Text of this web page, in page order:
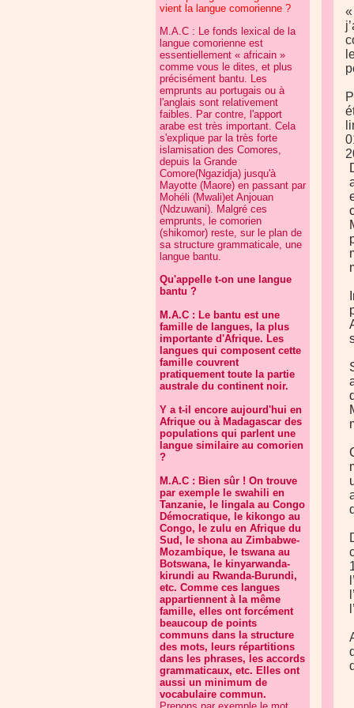
vient la langue comorienne ?
M.A.C : Le fonds lexical de la
langue comorienne est
essentiellement « africain »
comme vous le dites, et plus
précisément bantu. Les
emprunts au portugais ou à
l'anglais sont relativement
faibles. Par contre, l'apport
arabe est très important. Cela
s'explique par la très forte
islamisation des Comores,
depuis la Grande
Comore(Ngazidja) jusqu'à
Mayotte (Maore) en passant par
Mohéli (Mwali)et Anjouan
(Ndzuwani). Malgré ces
emprunts, le comorien
(shikomor) reste, sur le plan de
sa structure grammaticale, une
langue bantu.
Qu'appelle t-on une langue
bantu ?
M.A.C : Le bantu est une
famille de langues, la plus
importante d'Afrique. Les
langues qui composent cette
famille couvrent
pratiquement toute la partie
australe du continent noir.
Y a t-il encore aujourd'hui en
Afrique ou à Madagascar des
populations qui parlent une
langue similaire au comorien
?
M.A.C : Bien sûr ! On trouve
par exemple le swahili en
Tanzanie, le lingala au Congo
Démocratique, le kikongo au
Congo, le zulu en Afrique du
Sud, le shona au Zimbabwe-
Mozambique, le tswana au
Botswana, le kinyarwanda-
kirundi au Rwanda-Burundi,
etc. Comme ces langues
appartiennent à la même
famille, elles ont forcément
beaucoup de points
communs dans la structure
des mots, leurs répartitions
dans les phrases, les accords
grammaticaux, etc. Elles ont
aussi un minimum de
vocabulaire commun.